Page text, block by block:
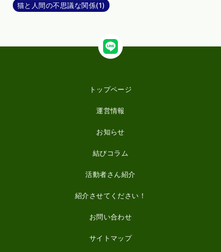
猫と人間の不思議な関係(1)
トップページ
運営情報
お知らせ
結びコラム
活動者さん紹介
紹介させてください！
お問い合わせ
サイトマップ